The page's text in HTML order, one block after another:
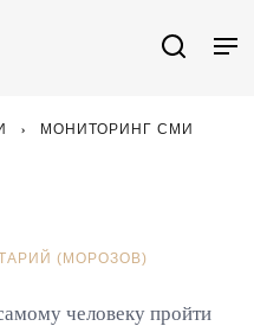
МОНИТОРИНГ СМИ
(МОРОЗОВ)
человеку пройти